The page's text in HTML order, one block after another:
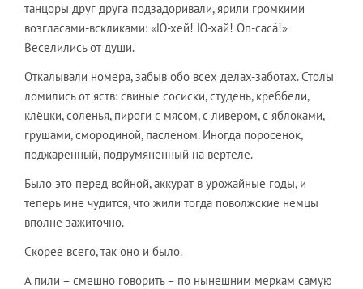
танцоры друг друга подзадоривали, ярили громкими
возгласами-вскликами: «Ю-хей! Ю-хай! Оп-сасá!»
Веселились от души.
Откалывали номера, забыв обо всех делах-заботах. Столы
ломились от яств: свиные сосиски, студень, креббели,
клёцки, соленья, пироги с мясом, с ливером, с яблоками,
грушами, смородиной, пасленом. Иногда поросенок,
поджаренный, подрумяненный на вертеле.
Было это перед войной, аккурат в урожайные годы, и
теперь мне чудится, что жили тогда поволжские немцы
вполне зажиточно.
Скорее всего, так оно и было.
А пили – смешно говорить – по нынешним меркам самую